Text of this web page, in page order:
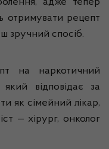
адже тепер
отримувати рецепт
зручний спосіб.
на наркотичний
відповідає за
як сімейний лікар,
— хірург, онколог